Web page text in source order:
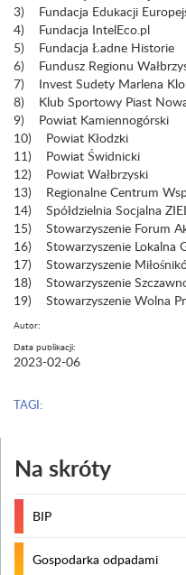
3) Fundacja Edukacji
4) Fundacja IntelEco.pl
5) Fundacja Ładne Historie
6) Fundusz Regionu
7) Invest Sudety Marlena
8) Klub Sportowy Piast
9) Powiat Kamiennogórski
10) Powiat Kłodzki
11) Powiat Świdnicki
12) Powiat Wałbrzyski
13) Regionalne Centrum
14) Spółdzielnia Socjalna
15) Stowarzyszenie Forum
16) Stowarzyszenie Lokalna
17) Stowarzyszenie
18) Stowarzyszenie
19) Stowarzyszenie Wolna
Autor:
Data publikacji:
2023-02-06
TAGI:
Na skróty
BIP
Gospodarka odpadami